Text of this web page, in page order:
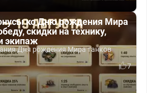
ко Дню рождения Мира
скидки на технику,
экипаж
Дня рождения Мира танков
7